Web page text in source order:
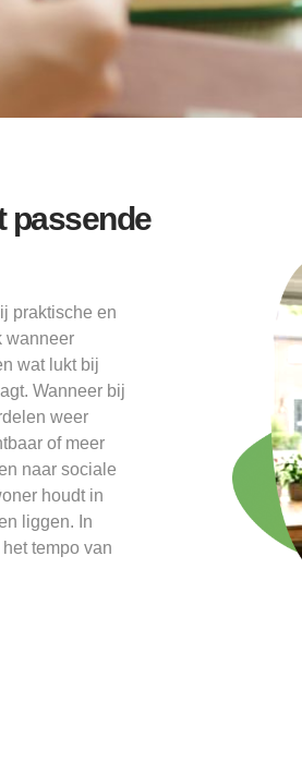
passende
praktische en
wanneer
wat lukt bij
Wanneer bij
weer
of meer
naar sociale
houdt in
liggen. In
tempo van